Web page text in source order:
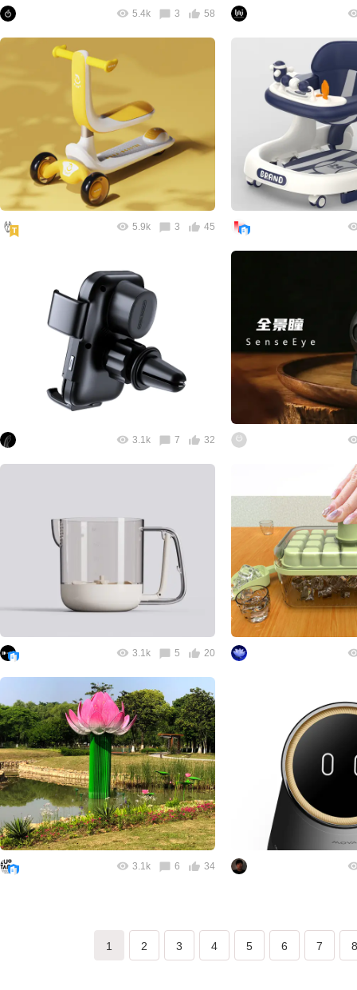
5.4k 3 58
5.9k 3 45
3.1k 7 32
3.1k 5 20
3.1k 6 34
1 2 3 4 5 6 7 8